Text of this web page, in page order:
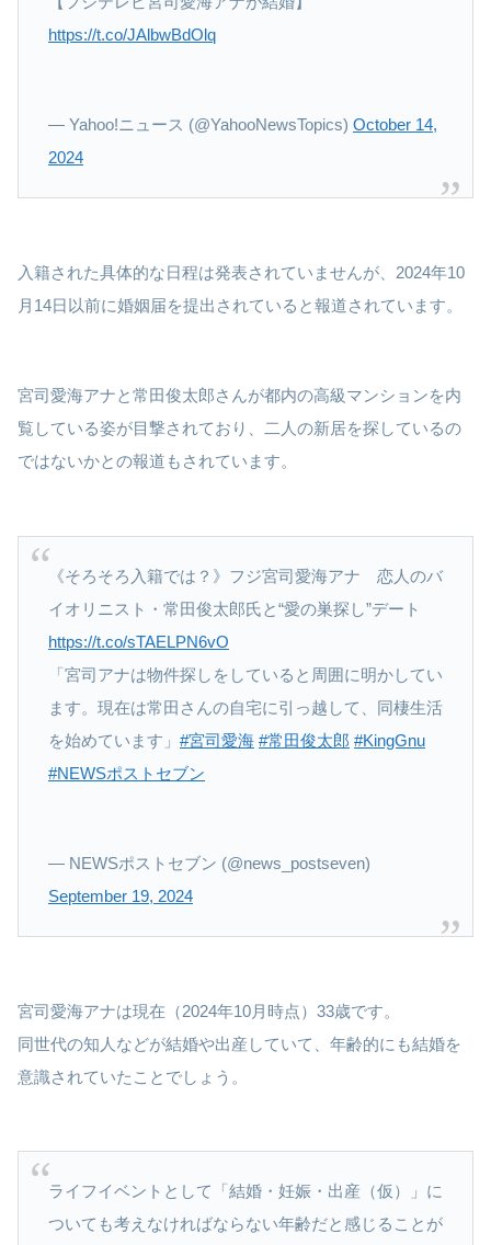
https://t.co/JAlbwBdOlq
— Yahoo!ニュース (@YahooNewsTopics) October 14,
2024
入籍された具体的な日程は発表されていませんが、2024年10
月14日以前に婚姻届を提出されていると報道されています。
宮司愛海アナと常田俊太郎さんが都内の高級マンションを内
覧している姿が目撃されており、二人の新居を探しているの
ではないかとの報道もされています。
《そろそろ入籍では？》フジ宮司愛海アナ 恋人のバ
イオリニスト・常田俊太郎氏と“愛の巣探し”デート
https://t.co/sTAELPN6vO
「宮司アナは物件探しをしていると周囲に明かしてい
ます。現在は常田さんの自宅に引っ越して、同棲生活
を始めています」 #宮司愛海 #常田俊太郎 #KingGnu
#NEWSポストセブン
— NEWSポストセブン (@news_postseven)
September 19, 2024
宮司愛海アナは現在（2024年10月時点）33歳です。
同世代の知人などが結婚や出産していて、年齢的にも結婚を
意識されていたことでしょう。
ライフイベントとして「結婚・妊娠・出産（仮）」に
ついても考えなければならない年齢だと感じることが